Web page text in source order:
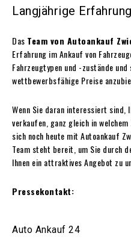
Langjährige
Das Team von Autoankauf
Erfahrung im Ankauf von
Fahrzeugtypen und -zustände
wettbewerbsfähige Preise
Wenn Sie daran interessiert sind,
verkaufen, ganz gleich in
sich noch heute mit Autoankauf
Team steht bereit, um Sie durch
Ihnen ein attraktives Angebot zu
Pressekontakt:
Auto Ankauf 24